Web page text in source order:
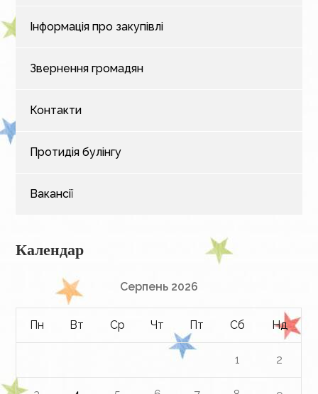
Інформація про закупівлі
Звернення громадян
Контакти
Протидія булінгу
Вакансії
Календар
Серпень 2026
Пн Вт Ср Чт Пт Сб Нд
1 2